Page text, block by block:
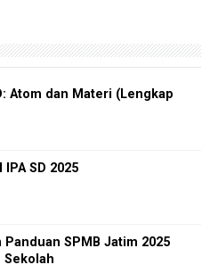
Atom dan Materi (Lengkap
SD 2025
Panduan SPMB Jatim 2025